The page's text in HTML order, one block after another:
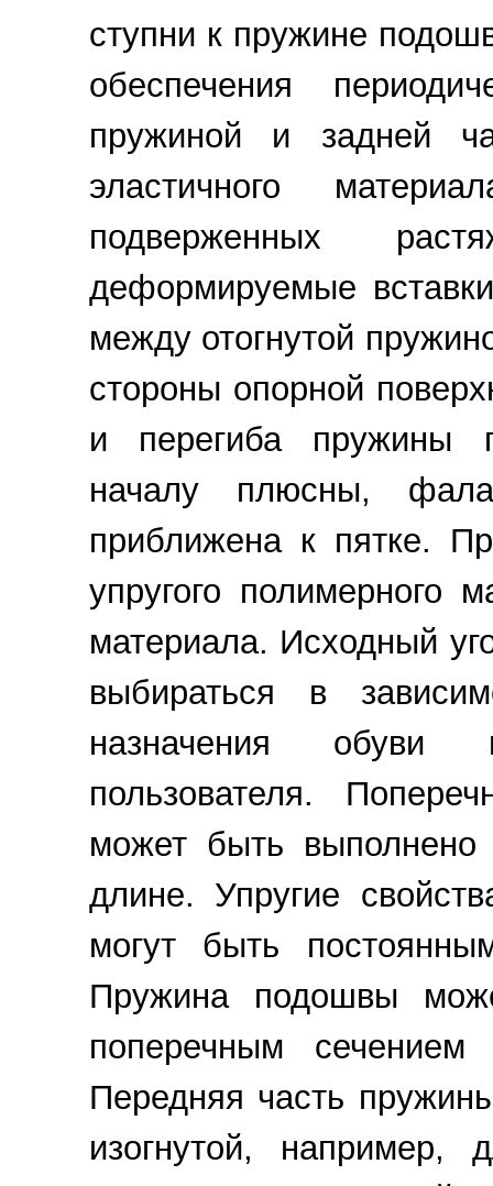
ступни к пружине
обеспечения
пружиной и задней
эластичного
подверженных
деформируемые
между отогнутой
стороны опорной
и перегиба пружины
началу плюсны,
приближена к пятке.
упругого полимерного
материала. Исходный
выбираться в
назначения обуви
пользователя.
может быть
длине. Упругие
могут быть
Пружина подошвы
поперечным сечением
Передняя часть
изогнутой,